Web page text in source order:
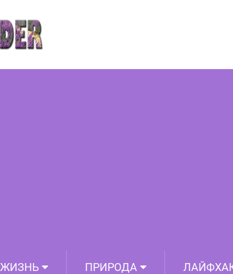
ЖИЗНЬ ПРИРОДА
Мастера сонного спорта – 20 фото